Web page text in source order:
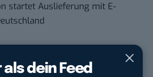
dein Feed
startet Auslieferung mit E-
abgehängt werden
, wenn es um
die Tech-Themen von Morgen